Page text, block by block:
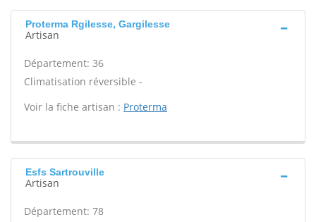
Proterma Rgilesse, Gargilesse
Artisan
Département: 36
Climatisation réversible -
Voir la fiche artisan : Proterma
Esfs Sartrouville
Artisan
Département: 78